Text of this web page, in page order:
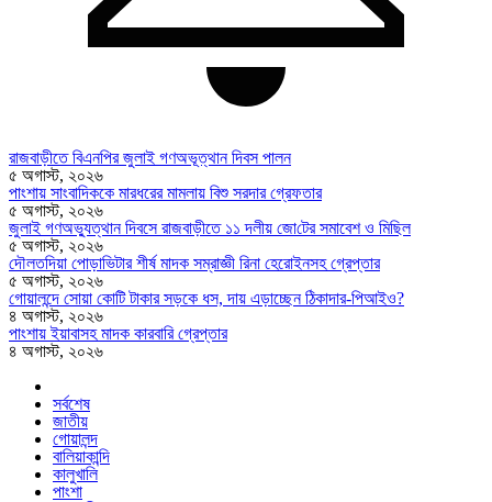
রাজবাড়ীতে বিএন‌পির জুলাই গণঅভূত্থান দিবস পালন
৫ অগাস্ট, ২০২৬
পাংশায় সাংবাদিককে মারধরের মামলায় বিশু সরদার গ্রেফতার
৫ অগাস্ট, ২০২৬
জুলাই গণঅভ্যুত্থান দিবসে রাজবাড়ীতে ১১ দলীয় জো‌টের সমাবেশ ও মি‌ছিল
৫ অগাস্ট, ২০২৬
দৌলতদিয়া পোড়াভিটার শীর্ষ মাদক সম্রাজ্ঞী রিনা হেরোইনসহ গ্রেপ্তার
৫ অগাস্ট, ২০২৬
গোয়ালন্দে সোয়া কোটি টাকার সড়কে ধস, দায় এড়াচ্ছেন ঠিকাদার-পিআইও?
৪ অগাস্ট, ২০২৬
পাংশায় ইয়াবাসহ মাদক কারবারি গ্রেপ্তার
৪ অগাস্ট, ২০২৬
সর্বশেষ
জাতীয়
গোয়ালন্দ
বালিয়াকান্দি
কালুখালি
পাংশা